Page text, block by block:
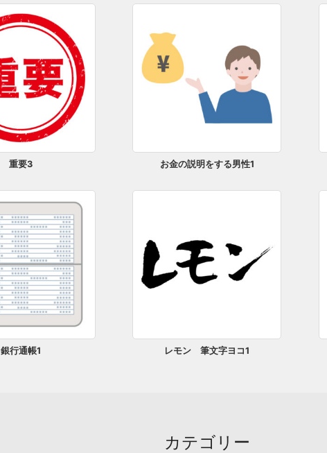
重要3 お金の説明をする男性1
銀行通帳1 レモン 筆文字ヨコ1
カテゴリー